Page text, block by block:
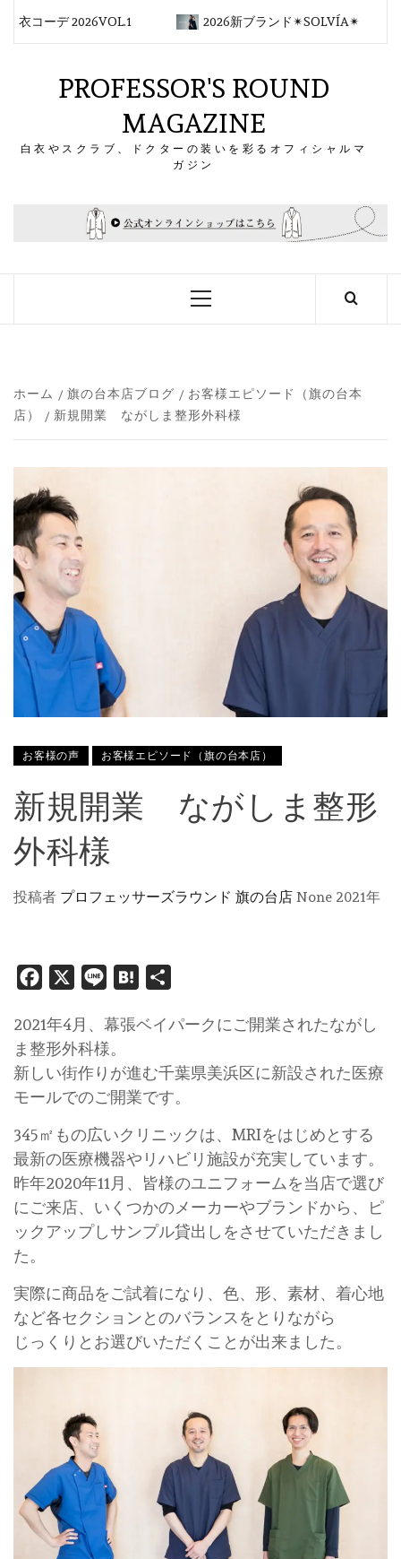
衣コーデ 2026VOL.1 2026新ブランド✴︎SOLVÍA✴︎
PROFESSOR'S ROUND
MAGAZINE
白衣やスクラブ、ドクターの装いを彩るオフィシャルマ
ガジン
メ
ー
ホーム 旗の台本店ブログ
お客様エピソード（旗の台本
店）
新規開業 ながしま整形外科様
お客様の声 お客様エピソード（旗の台本店）
新規開業 ながしま整形
外科様
投稿者 プロフェッサーズラウンド 旗の台店 None 2021年
Facebook
X Line Hatena
2021年4月、幕張ベイパークにご開業されたながし
ま整形外科様。
新しい街作りが進む千葉県美浜区に新設された医療
モールでのご開業です。
345㎡もの広いクリニックは、MRIをはじめとする
最新の医療機器やリハビリ施設が充実しています。
昨年2020年11月、皆様のユニフォームを当店で選び
にご来店、いくつかのメーカーやブランドから、ピ
ックアップしサンプル貸出しをさせていただきまし
た。
実際に商品をご試着になり、色、形、素材、着心地
など各セクションとのバランスをとりながら
じっくりとお選びいただくことが出来ました。